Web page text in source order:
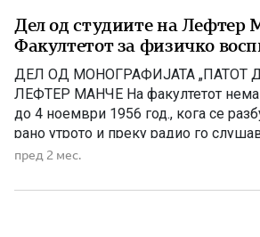
Дел од студиите на Лефтер
Факултетот за физичко
ДЕЛ ОД МОНОГРАФИЈАТА „ПАТОТ
ЛЕФТЕР МАНЧЕ На факултетот
до 4 ноември 1956 год., кога се
рано утрото и преку радио го
се обраќа до народот и кажува дека
народот се борат […]
пред 2 мес.